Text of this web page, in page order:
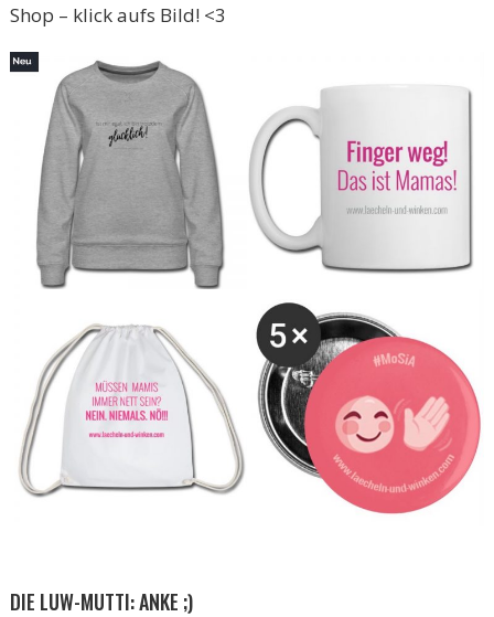
Shop – klick aufs Bild! <3
DIE LUW-MUTTI: ANKE ;)